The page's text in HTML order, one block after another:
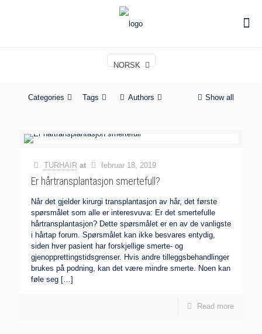
NORSK
Categories Tags Authors Show all
TURHAIR at februar 18, 2019
Er hårtransplantasjon smertefull?
Når det gjelder kirurgi transplantasjon av hår, det første
spørsmålet som alle er interesvuva: Er det smertefulle
hårtransplantasjon? Dette spørsmålet er en av de vanligste
i hårtap forum. Spørsmålet kan ikke besvares entydig,
siden hver pasient har forskjellige smerte- og
gjenopprettingstidsgrenser. Hvis andre tilleggsbehandlinger
brukes på podning, kan det være mindre smerte. Noen kan
føle seg […]
Read more